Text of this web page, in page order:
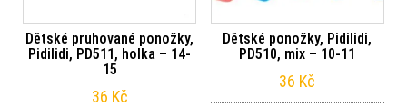
Dětské pruhované ponožky,
Pidilidi, PD511, holka – 14-
15
36 Kč
Dětské ponožky, Pidilidi,
PD510, mix – 10-11
36 Kč